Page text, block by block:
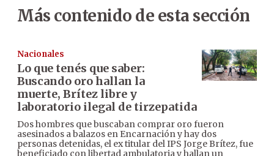
Más contenido de esta sección
Nacionales
Lo que tenés que saber:
Buscando oro hallan la
muerte, Brítez libre y
laboratorio ilegal de tirzepatida
Dos hombres que buscaban comprar oro fueron
asesinados a balazos en Encarnación y hay dos
personas detenidas, el ex titular del IPS Jorge Brítez, fue
beneficiado con libertad ambulatoria y hallan un